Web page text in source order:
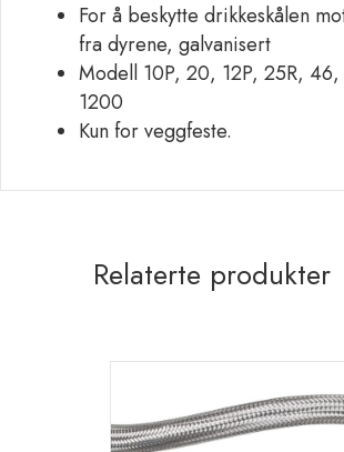
For å beskytte drikkeskålen
fra dyrene, galvanisert
Modell 10P, 20, 12P, 25R,
1200
Kun for veggfeste.
Relaterte produkter